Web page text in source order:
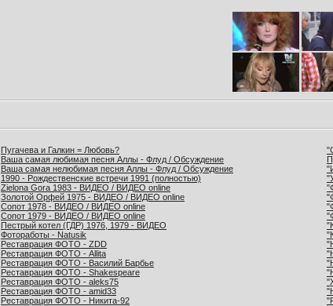
Пугачева и Галкин = Любовь?
Ваша самая любимая песня Аллы - Флуд / Обсуждение
Ваша самая нелюбимая песня Аллы - Флуд / Обсуждение
1990 - Рождественские встречи 1991 (полностью)
Zielona Gora 1983 - ВИДЕО / ВИДЕО online
Золотой Орфей 1975 - ВИДЕО / ВИДЕО online
Сопот 1978 - ВИДЕО / ВИДЕО online
Сопот 1979 - ВИДЕО / ВИДЕО online
Пестрый котел (ГДР) 1976, 1979 - ВИДЕО
Фотоработы - Natusik
Реставрация ФОТО - ZDD
Реставрация ФОТО - Allita
Реставрация ФОТО - Василий Барбье
Реставрация ФОТО - Shakespeare
Реставрация ФОТО - aleks75
Реставрация ФОТО - amid33
Реставрация ФОТО - Никита-92